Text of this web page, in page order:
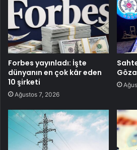
Forbes yayınladı: İşte
dünyanın en çok kâr eden
10 şirketi
Ağustos 7, 2026